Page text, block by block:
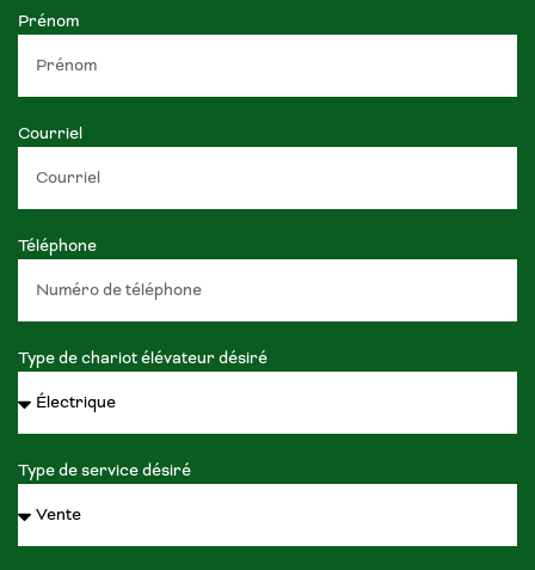
Prénom
Courriel
Téléphone
Type de chariot élévateur désiré
Type de service désiré